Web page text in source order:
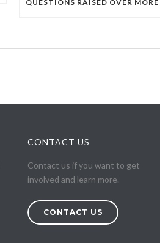
CONTACT US
Contact us if you want to get
involved and learn more.
CONTACT US